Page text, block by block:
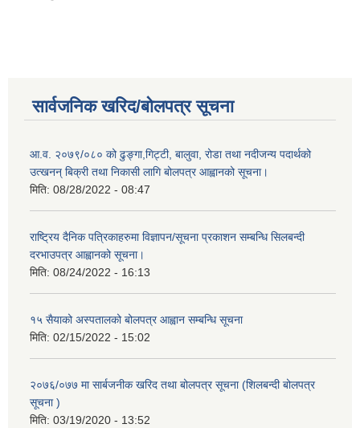
सार्वजनिक खरिद/बोलपत्र सूचना
आ.व. २०७९/०८० को ढुङ्गा,गिट्टी, बालुवा, रोडा तथा नदीजन्य पदार्थको
उत्खनन् बिक्री तथा निकासी लागि बोलपत्र आह्वानको सूचना।
मिति: 08/28/2022 - 08:47
राष्ट्रिय दैनिक पत्रिकाहरुमा विज्ञापन/सूचना प्रकाशन सम्बन्धि सिलबन्दी
दरभाउपत्र आह्वानको सूचना।
मिति: 08/24/2022 - 16:13
१५ सैयाको अस्पतालको बोलपत्र आह्वान सम्बन्धि सूचना
मिति: 02/15/2022 - 15:02
२०७६/०७७ मा सार्बजनीक खरिद तथा बोलपत्र सूचना (शिलबन्दी बोलपत्र
सूचना )
मिति: 03/19/2020 - 13:52